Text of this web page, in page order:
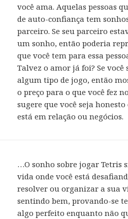
você ama. Aquelas pessoas
de auto-confiança tem
parceiro. Se seu parceiro
um sonho, então poderia
que você tem para essa
Talvez o amor já foi? Se
algum tipo de jogo, então
o preço para o que você fez
sugere que você seja
está em relação ou negócios.
…O sonho sobre jogar Tetris
vida onde você está
resolver ou organizar a sua
sentindo bem, provando-se
algo perfeito enquanto não